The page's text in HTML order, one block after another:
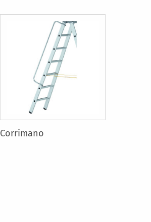
Corrimano